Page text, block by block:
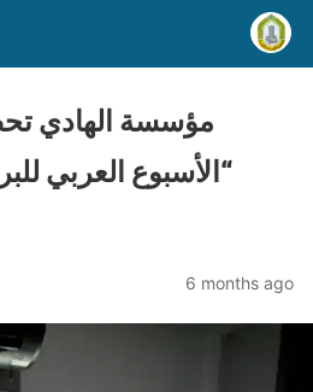
مؤسسة الهادي
“الأسبوع العربي
6 months ago